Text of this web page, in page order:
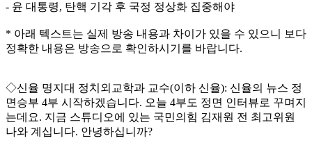
- 윤 대통령, 탄핵 기각 후 국정 정상화 집중해야
* 아래 텍스트는 실제 방송 내용과 차이가 있을 수 있으니 보다
정확한 내용은 방송으로 확인하시기를 바랍니다.
◇신율 명지대 정치외교학과 교수(이하 신율): 신율의 뉴스 정
면승부 4부 시작하겠습니다. 오늘 4부도 정면 인터뷰로 꾸며지
는데요. 지금 스튜디오에 있는 국민의힘 김재원 전 최고위원
나와 계십니다. 안녕하십니까?